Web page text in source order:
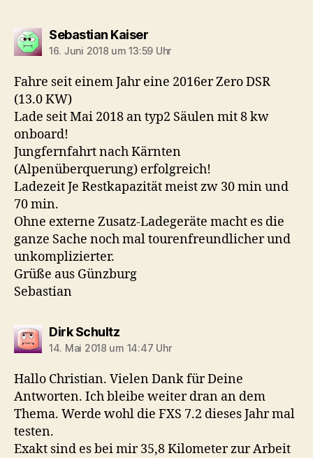
Sebastian Kaisersagt:
16. Juni 2018 um 13:59 Uhr
Fahre seit einem Jahr eine 2016er Zero DSR
(13.0 KW)
Lade seit Mai 2018 an typ2 Säulen mit 8 kw
onboard!
Jungfernfahrt nach Kärnten
(Alpenüberquerung) erfolgreich!
Ladezeit Je Restkapazität meist zw 30 min und
70 min.
Ohne externe Zusatz-Ladegeräte macht es die
ganze Sache noch mal tourenfreundlicher und
unkomplizierter.
Grüße aus Günzburg
Sebastian
Dirk Schultzsagt:
14. Mai 2018 um 14:47 Uhr
Hallo Christian. Vielen Dank für Deine
Antworten. Ich bleibe weiter dran an dem
Thema. Werde wohl die FXS 7.2 dieses Jahr mal
testen.
Exakt sind es bei mir 35,8 Kilometer zur Arbeit